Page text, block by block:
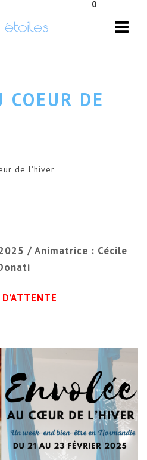
0
COEUR DE
de l’hiver
/ Animatrice : Cécile